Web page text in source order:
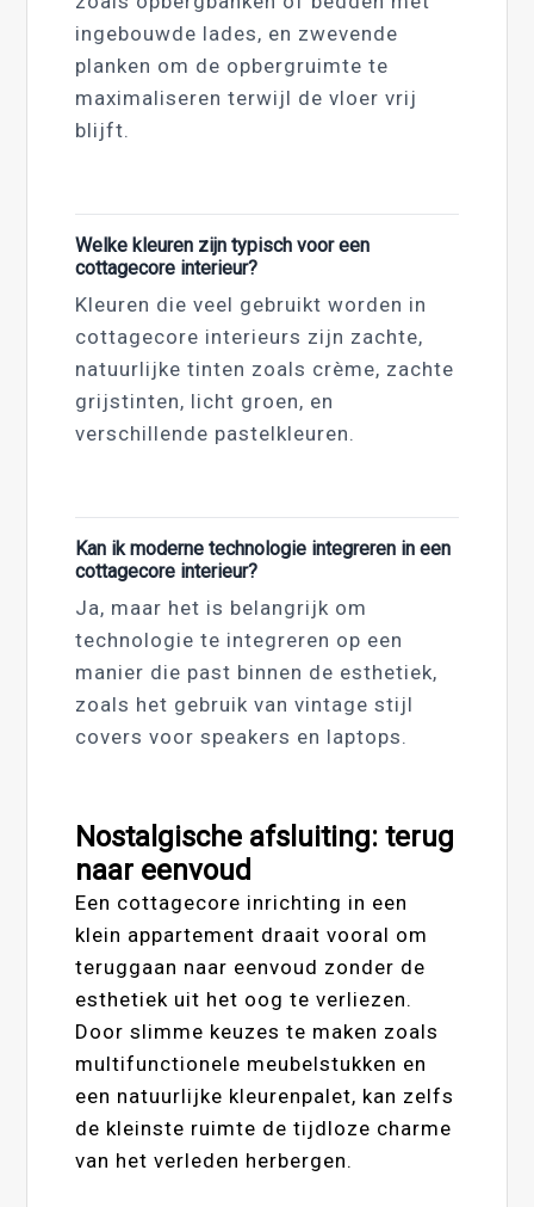
ingebouwde lades, en zwevende
planken om de opbergruimte te
maximaliseren terwijl de vloer vrij
blijft.
Welke kleuren zijn typisch voor een
cottagecore interieur?
Kleuren die veel gebruikt worden in
cottagecore interieurs zijn zachte,
natuurlijke tinten zoals crème, zachte
grijstinten, licht groen, en
verschillende pastelkleuren.
Kan ik moderne technologie integreren in een
cottagecore interieur?
Ja, maar het is belangrijk om
technologie te integreren op een
manier die past binnen de esthetiek,
zoals het gebruik van vintage stijl
covers voor speakers en laptops.
Nostalgische afsluiting: terug
naar eenvoud
Een cottagecore inrichting in een
klein appartement draait vooral om
teruggaan naar eenvoud zonder de
esthetiek uit het oog te verliezen.
Door slimme keuzes te maken zoals
multifunctionele meubelstukken en
een natuurlijke kleurenpalet, kan zelfs
de kleinste ruimte de tijdloze charme
van het verleden herbergen.